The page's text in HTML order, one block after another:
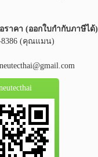
ราคา (ออกใบกำกับภาษีได้)
8386 (คุณแมน)